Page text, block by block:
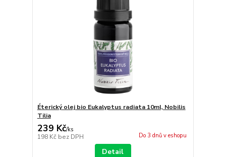
Éterický olej bio Eukalyptus radiata 10ml, Nobilis
Tilia
239 Kč/ks
198 Kč bez DPH Do 3 dnů v eshopu
Detail